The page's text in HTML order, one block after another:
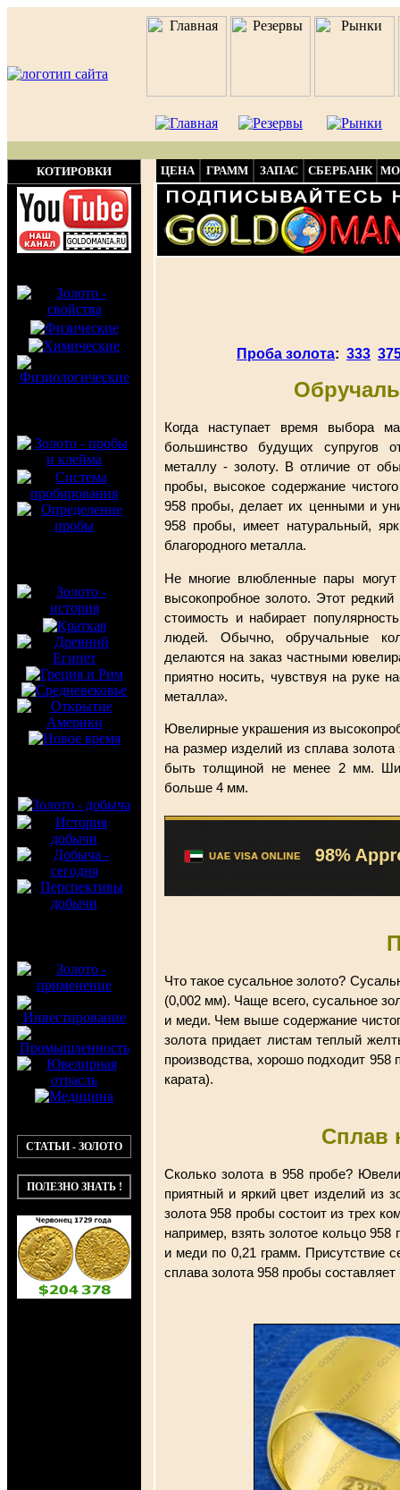
КОТИРОВКИ
СТАТЬИ - ЗОЛОТО
ПОЛЕЗНО ЗНАТЬ !
ЦЕНА ГРАММ ЗАПАС СБЕРБАНК
Проба золота: 333
Когда наступает время выбора
большинство будущих супругов
металлу - золоту. В отличие от
пробы, высокое содержание
958 пробы, делает их ценными и
958 пробы, имеет натуральный,
благородного металла.
Не многие влюбленные пары могут
высокопробное золото. Этот
стоимость и набирает
людей. Обычно, обручальные
делаются на заказ частными
приятно носить, чувствуя на руке
металла».
Ювелирные украшения из
на размер изделий из сплава
быть толщиной не менее 2 мм.
больше 4 мм.
Что такое сусальное золото?
(0,002 мм). Чаще всего, сусальное
и меди. Чем выше содержание
золота придает листам теплый
производства, хорошо подходит 958
карата).
Сплав
Сколько золота в 958 пробе?
приятный и яркий цвет изделий из
золота 958 пробы состоит из трех
например, взять золотое кольцо
и меди по 0,21 грамм. Присутствие
сплава золота 958 пробы